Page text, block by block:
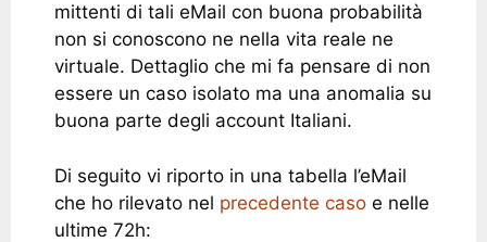
mittenti di tali eMail con buona probabilità
non si conoscono ne nella vita reale ne
virtuale. Dettaglio che mi fa pensare di non
essere un caso isolato ma una anomalia su
buona parte degli account Italiani.
Di seguito vi riporto in una tabella l’eMail
che ho rilevato nel precedente caso e nelle
ultime 72h: